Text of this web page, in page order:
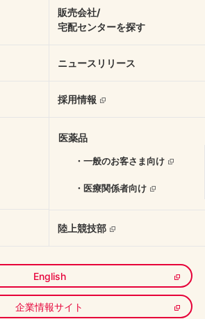
English
企業情報サイト
販売会社/
宅配センターを探す
ニュースリリース
採用情報
医薬品
・一般のお客さま向け
・医療関係者向け
陸上競技部